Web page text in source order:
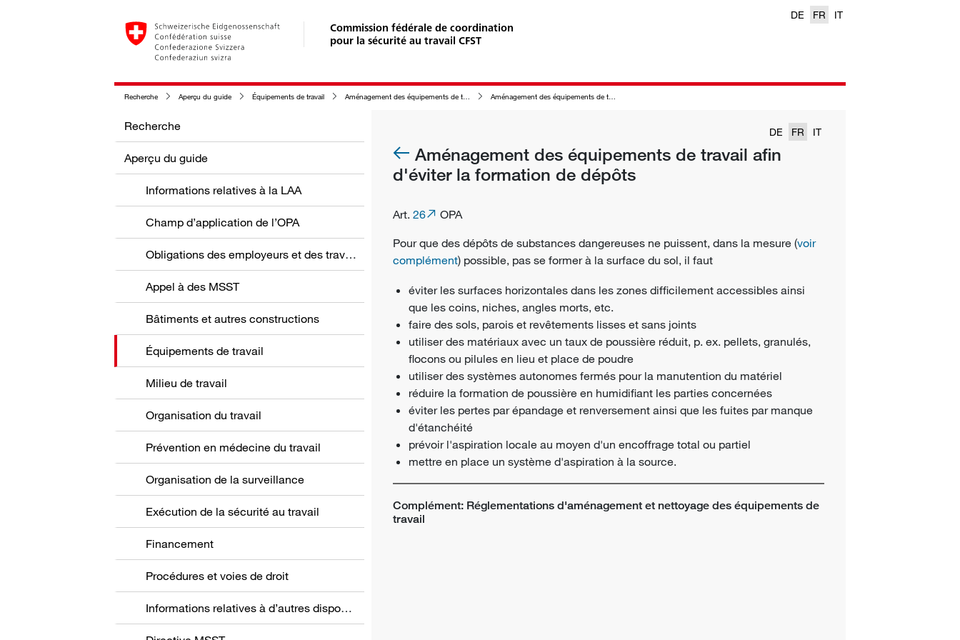
Commission fédérale de coordination
pour la sécurité au travail CFST
DE FR IT
Recherche Aperçu du guide Équipements de travail Aménagement des équipements de travail en relation avec leur nettoyage Aménagement des équipements de travail afin d'éviter la formation de dépôts
Recherche
Aperçu du guide
Informations relatives à la LAA
Champ d’application de l’OPA
Obligations des employeurs et des travailleurs
Appel à des MSST
Bâtiments et autres constructions
Équipements de travail
Milieu de travail
Organisation du travail
Prévention en médecine du travail
Organisation de la surveillance
Exécution de la sécurité au travail
Financement
Procédures et voies de droit
Informations relatives à d’autres dispositions
DE FR IT
Aménagement des équipements de travail afin
d'éviter la formation de dépôts
Art. 26
OPA
Pour que des dépôts de substances dangereuses ne puissent, dans la mesure (voir
complément) possible, pas se former à la surface du sol, il faut
éviter les surfaces horizontales dans les zones difficilement accessibles ainsi
que les coins, niches, angles morts, etc.
faire des sols, parois et revêtements lisses et sans joints
utiliser des matériaux avec un taux de poussière réduit, p. ex. pellets, granulés,
flocons ou pilules en lieu et place de poudre
utiliser des systèmes autonomes fermés pour la manutention du matériel
réduire la formation de poussière en humidifiant les parties concernées
éviter les pertes par épandage et renversement ainsi que les fuites par manque
d'étanchéité
prévoir l'aspiration locale au moyen d'un encoffrage total ou partiel
mettre en place un système d'aspiration à la source.
Complément: Réglementations d'aménagement et nettoyage des équipements de
travail